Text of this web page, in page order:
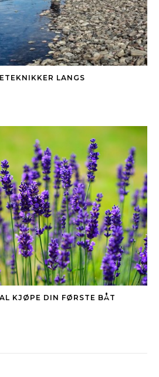
LANGS
KJØPE DIN FØRSTE BÅT